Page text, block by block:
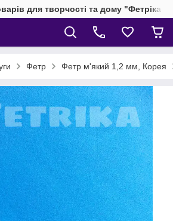
для творчості та дому "Фетріка"
Фетр Фетр м'який 1,2 мм, Корея